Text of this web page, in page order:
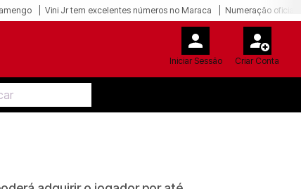
Vini Jr tem excelentes números no Maraca Numeração oficial
Iniciar Sessão Criar Conta